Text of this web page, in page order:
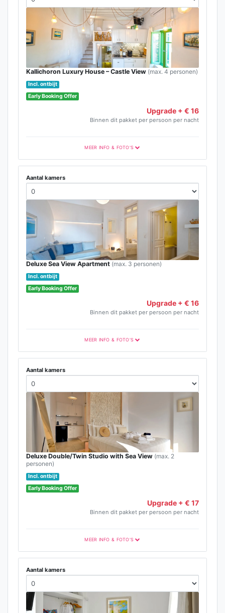
Kallichoron Luxury House – Castle View (max. 4 personen)
Incl. ontbijt
Early Booking Offer
Upgrade + € 16
Binnen dit pakket per persoon per nacht
MEER INFO & FOTO'S
Aantal kamers
Deluxe Sea View Apartment (max. 3 personen)
Incl. ontbijt
Early Booking Offer
Upgrade + € 16
Binnen dit pakket per persoon per nacht
MEER INFO & FOTO'S
Aantal kamers
Deluxe Double/Twin Studio with Sea View (max. 2
personen)
Incl. ontbijt
Early Booking Offer
Upgrade + € 17
Binnen dit pakket per persoon per nacht
MEER INFO & FOTO'S
Aantal kamers